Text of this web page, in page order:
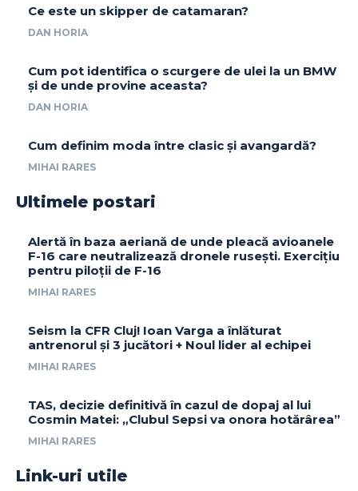
Ce este un skipper de catamaran?
DAN HORIA
Cum pot identifica o scurgere de ulei la un BMW
și de unde provine aceasta?
DAN HORIA
Cum definim moda între clasic și avangardă?
MIHAI RARES
Ultimele postari
Alertă în baza aeriană de unde pleacă avioanele
F-16 care neutralizează dronele rusești. Exercițiu
pentru piloții de F-16
MIHAI RARES
Seism la CFR Cluj! Ioan Varga a înlăturat
antrenorul și 3 jucători + Noul lider al echipei
MIHAI RARES
TAS, decizie definitivă în cazul de dopaj al lui
Cosmin Matei: „Clubul Sepsi va onora hotărârea”
MIHAI RARES
Link-uri utile